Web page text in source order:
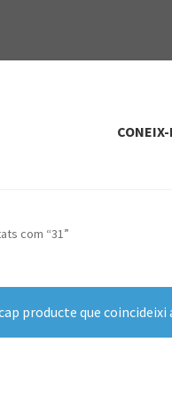
com “31”
producte que coincideixi